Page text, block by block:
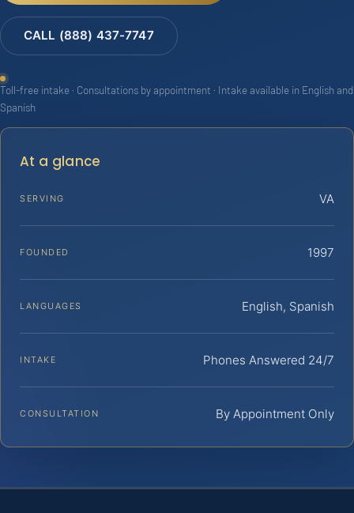
CALL (888) 437-7747
Toll-free intake · Consultations by appointment · Intake available in English and
Spanish
At a glance
SERVING VA
FOUNDED 1997
LANGUAGES English, Spanish
INTAKE Phones Answered 24/7
CONSULTATION By Appointment Only